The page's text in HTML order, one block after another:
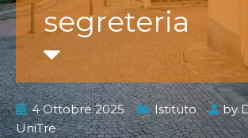
segreteria
4 Ottobre 2025 Istituto by
UniTre